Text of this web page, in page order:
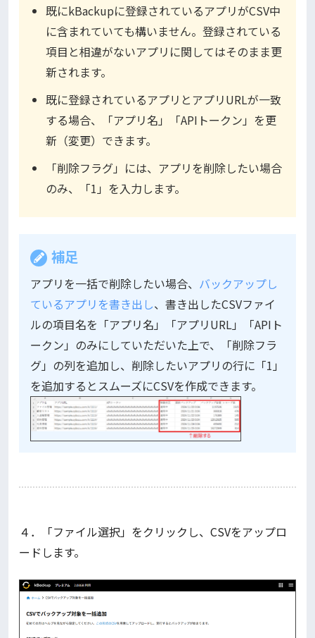
既にkBackupに登録されているアプリがCSV中
に含まれていても構いません。登録されている
項目と相違がないアプリに関してはそのまま更
新されます。
既に登録されているアプリとアプリURLが一致
する場合、「アプリ名」「APIトークン」を更
新（変更）できます。
「削除フラグ」には、アプリを削除したい場合
のみ、「1」を入力します。
補足
アプリを一括で削除したい場合、 バックアップし
ているアプリを書き出し、書き出したCSVファイ
ルの項目名を「アプリ名」「アプリURL」「APIト
ークン」のみにしていただいた上で、「削除フラ
グ」の列を追加し、削除したいアプリの行に「1」
を追加するとスムーズにCSVを作成できます。
４．「ファイル選択」をクリックし、CSVをアップロ
ードします。